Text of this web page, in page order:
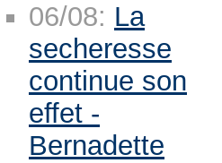
06/08: La
secheresse
continue son
effet -
Bernadette